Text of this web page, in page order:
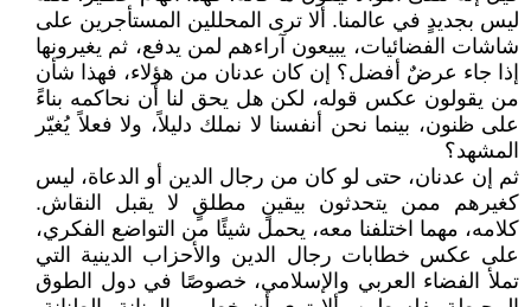
ليس بجديدٍ في عالمنا. ألا ترى المحللين المستأجرين على
شاشات الفضائيات، يبيعون آراءهم لمن يدفع، ثم يغيرونها
إذا جاء عرضٌ أفضل؟ إن كان عدنان من هؤلاء، فهذا شأن
من يقولون عكس قوله، لكن هل يحق لنا أن نحاكمه بناءً
على ظنون، بينما نحن أنفسنا لا نملك دليلاً، ولا فعلاً يُغيّر
المشهد؟
ثم إن عدنان، حتى لو كان من رجال الدين أو الدعاة، ليس
كغيرهم ممن يتحدثون بيقينٍ مطلقٍ لا يقبل النقاش.
كلامه، مهما اختلفنا معه، يحمل شيئًا من التواضع الفكري،
على عكس خطابات رجال الدين والأحزاب الدينية التي
تملأ الفضاء العربي والإسلامي، خصوصًا في دول الطوق